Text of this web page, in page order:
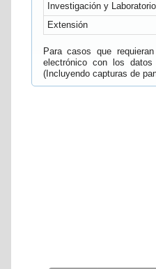
Investigación y
Extensión
Para casos que
electrónico con los
(Incluyendo capturas de